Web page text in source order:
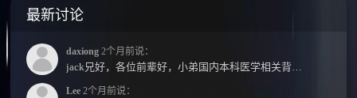
最新讨论
daxiong 2个月前说：
Lee 2个月前说：